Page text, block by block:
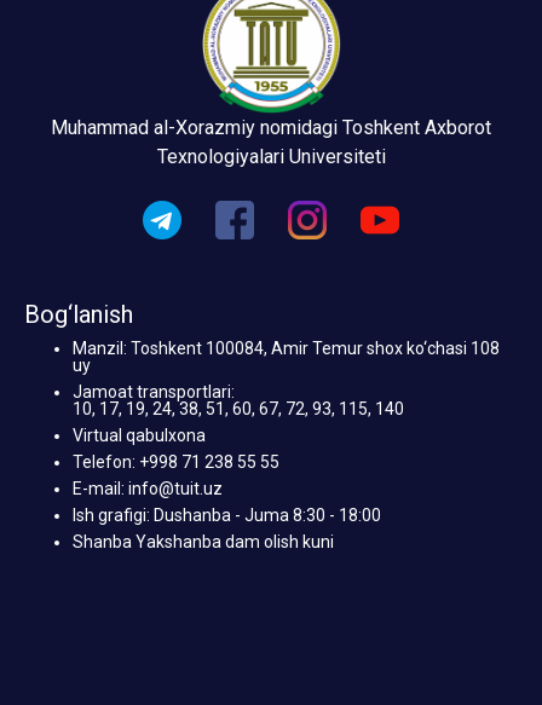
Muhammad al-Xorazmiy nomidagi Toshkent Axborot
Texnologiyalari Universiteti
Bog‘lanish
Manzil: Toshkent 100084, Amir Temur shox ko‘chasi 108
uy
Jamoat transportlari:
10, 17, 19, 24, 38, 51, 60, 67, 72, 93, 115, 140
Virtual qabulxona
Telefon: +998 71 238 55 55
E-mail: info@tuit.uz
Ish grafigi: Dushanba - Juma 8:30 - 18:00
Shanba Yakshanba dam olish kuni